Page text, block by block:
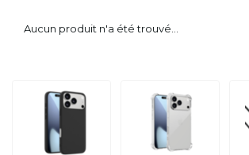
Aucun produit n'a été trouvé...